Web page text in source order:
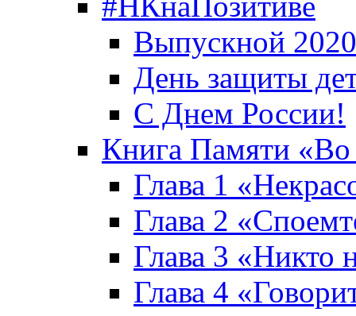
Выпускной
День защиты
С Днем России!
Книга Памяти
Глава 1
Глава 2
Глава 3 «Никто
Глава 4